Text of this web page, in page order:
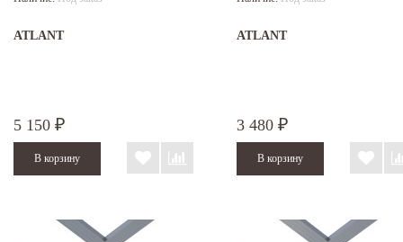
ATLANT
5 150 ₽
ATLANT
3 480 ₽